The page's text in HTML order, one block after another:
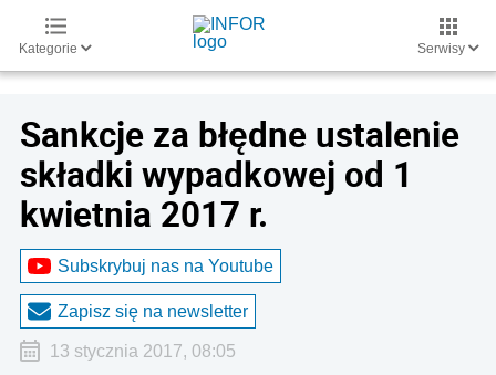
Kategorie Serwisy
Sankcje za błędne ustalenie
składki wypadkowej od 1
kwietnia 2017 r.
Subskrybuj nas na Youtube
Zapisz się na newsletter
13 stycznia 2017, 08:05